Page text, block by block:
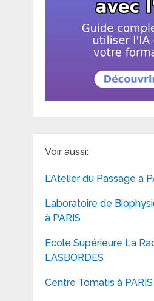
Voir aussi:
L’Atelier du Passage à
Laboratoire de
à PARIS
Ecole Supérieure La
LASBORDES
Centre Tomatis à PARIS